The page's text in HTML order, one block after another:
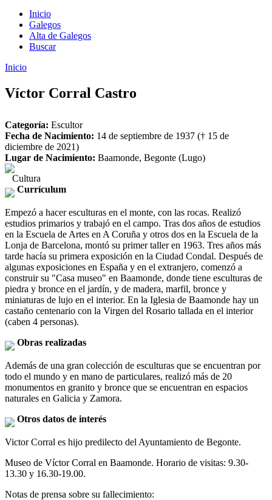
Inicio
Galegos
Alta de Galegos
Buscar
Inicio
Víctor Corral Castro
Categoría: Escultor
Fecha de Nacimiento: 14 de septiembre de 1937 († 15 de
diciembre de 2021)
Lugar de Nacimiento: Baamonde, Begonte (Lugo)
Cultura
Currículum
Empezó a hacer esculturas en el monte, con las rocas. Realizó
estudios primarios y trabajó en el campo. Tras dos años de estudios
en la Escuela de Artes en A Coruña y otros dos en la Escuela de la
Lonja de Barcelona, montó su primer taller en 1963. Tres años más
tarde hacía su primera exposición en la Ciudad Condal. Después de
algunas exposiciones en España y en el extranjero, comenzó a
construir su "Casa museo" en Baamonde, donde tiene esculturas de
piedra y bronce en el jardín, y de madera, marfil, bronce y
miniaturas de lujo en el interior. En la Iglesia de Baamonde hay un
castaño centenario con la Virgen del Rosario tallada en el interior
(caben 4 personas).
Obras realizadas
Además de una gran colección de esculturas que se encuentran por
todo el mundo y en mano de particulares, realizó más de 20
monumentos en granito y bronce que se encuentran en espacios
naturales en Galicia y Zamora.
Otros datos de interés
Victor Corral es hijo predilecto del Ayuntamiento de Begonte.
Museo de Víctor Corral en Baamonde. Horario de visitas: 9.30-
13.30 y 16.30-19.00.
Notas de prensa sobre su fallecimiento: